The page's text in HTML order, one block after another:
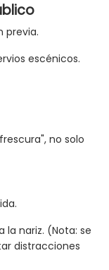
previa.
escénicos.
no solo
la nariz. (Nota: se
distracciones